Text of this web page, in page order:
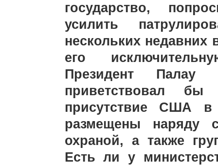
государство,
усилить
нескольких недавних
его
Президент
приветствовал
присутствие США в
размещены наряду
охраной, а также
Есть ли у